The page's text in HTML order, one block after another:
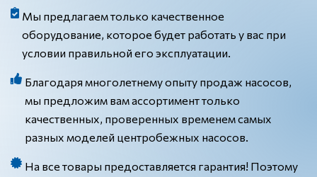
Мы предлагаем только качественное
оборудование, которое будет работать у вас при
условии правильной его эксплуатации.
Благодаря многолетнему опыту продаж насосов,
мы предложим вам ассортимент только
качественных, проверенных временем самых
разных моделей центробежных насосов.
На все товары предоставляется гарантия! Поэтому